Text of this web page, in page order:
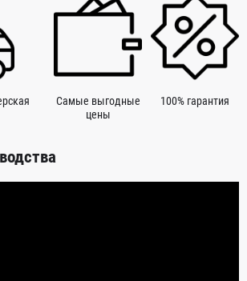
Самые выгодные
цены
100% гарантия